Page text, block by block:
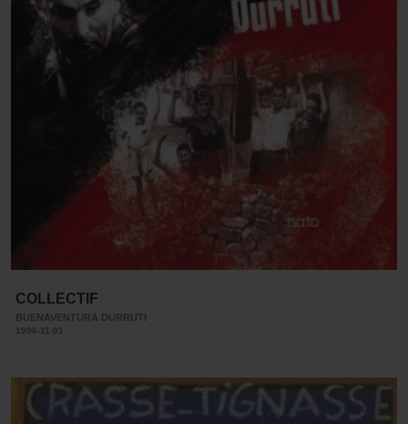
COLLECTIF
BUENAVENTURA DURRUTI
1996-11-01